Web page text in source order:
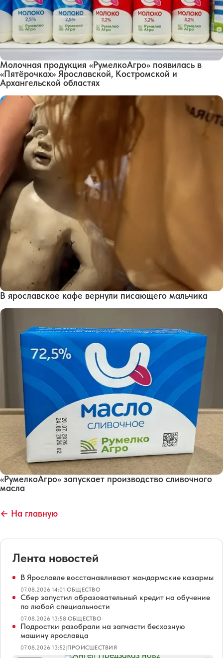
Молочная продукция «РумелкоАгро» появилась в
«Пятёрочках» Ярославской, Костромской и
Архангельской областях
В ярославское кафе вернули писающего мальчика
«РумелкоАгро» запускает производство сливочного
масла
← На главную
Лента новостей
В Ярославле восстанавливают жандармские казармы
07.08.2026 14:01|ОБЩЕСТВО
Сбер запустил образовательный кредит на обучение
по любой специальности
07.08.2026 13:58|ОБЩЕСТВО
Подростки разобрали на запчасти бесхозную
машину ярославца
07.08.2026 13:52|ПРОИСШЕСТВИЯ